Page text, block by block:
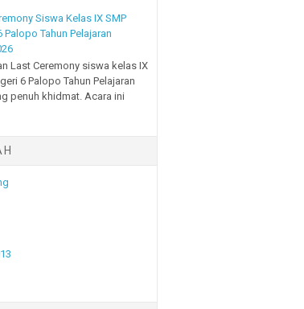
Siswa Kelas IX SMP
Palopo Tahun Pelajaran
Last Ceremony siswa kelas IX
6 Palopo Tahun Pelajaran
penuh khidmat. Acara ini